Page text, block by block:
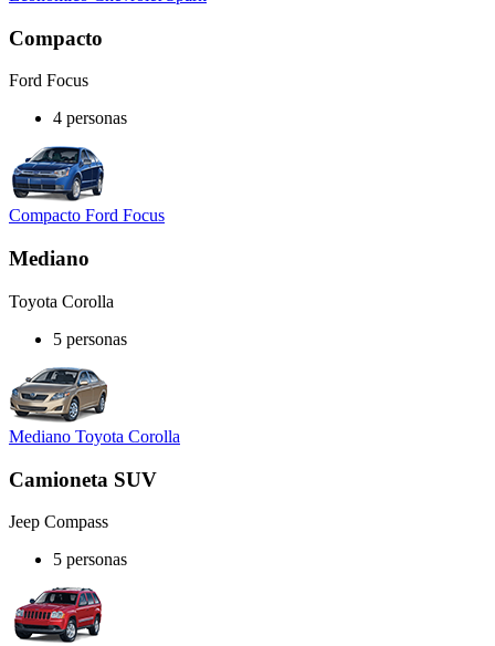
Compacto
Ford Focus
4 personas
Compacto Ford Focus
Mediano
Toyota Corolla
5 personas
Mediano Toyota Corolla
Camioneta SUV
Jeep Compass
5 personas